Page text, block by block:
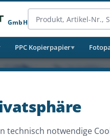
GmbH
PPC Kopierpapier▼
technisch notwendige